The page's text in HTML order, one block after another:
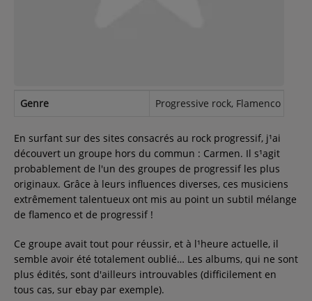
Recherche d'un titre
SE CONNECTER
Genre Progressive rock, Flamenco rock,
En surfant sur des sites consacrés au rock progressif, j¹ai
découvert un groupe hors du commun : Carmen. Il s¹agit
probablement de l'un des groupes de progressif les plus
originaux. Grâce à leurs influences diverses, ces musiciens
extrêmement talentueux ont mis au point un subtil mélange
de flamenco et de progressif !
Ce groupe avait tout pour réussir, et à l¹heure actuelle, il
semble avoir été totalement oublié… Les albums, qui ne sont
plus édités, sont d'ailleurs introuvables (difficilement en
tous cas, sur ebay par exemple).